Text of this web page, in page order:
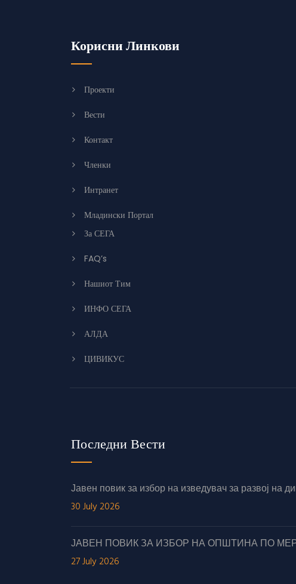
Корисни Линкови
Проекти
Вести
Контакт
Членки
Интранет
Младински Портал
За СЕГА
FAQ’s
Нашиот Тим
ИНФО СЕГА
АЛДА
ЦИВИКУС
Последни Вести
Јавен повик за избор на изведувач за развој
30 July 2026
ЈАВЕН ПОВИК ЗА ИЗБОР НА ОПШТИНА ПО
27 July 2026